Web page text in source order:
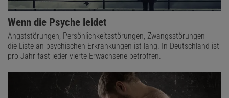
Wenn die Psyche leidet
Angststörungen, Persönlichkeitsstörungen, Zwangsstörungen –
die Liste an psychischen Erkrankungen ist lang. In Deutschland ist
pro Jahr fast jeder vierte Erwachsene betroffen.